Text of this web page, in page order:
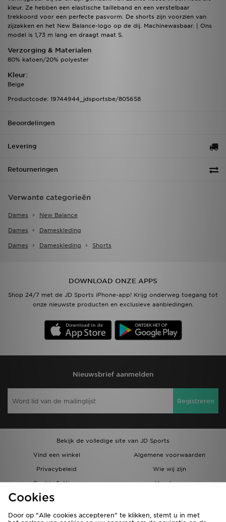
kleur. Ze hebben een elastische tailleband en een verstelbaar
trekkoord voor een perfecte pasvorm. De shorts zijn voorzien van
zijzakken en het New Balance-logo op de dij. Machinewasbaar. | Ons
model is 1,73 m lang en draagt maat S.
Verzorging & Materialen
80% katoen/20% polyester
Kleur:
Beige
Productcode: 19744944_jdsportsbe/805658
Beoordelingen
Levering
Retourneringen
Verwante categorieën
Dames New Balance
Dames Dameskleding
Dames Dameskleding Shorts
DOWNLOAD ONZE APPS
Shop 24/7 met de JD Sports iPhone-app! Krijg onderweg toegang tot
onze nieuwste producten en exclusieve aanbiedingen.
Nieuwsbrief aanmelden
Registreren
Bekijk de volledige site van JD Sports
Vind een winkel
Algemene voorwaarden
Privacybeleid
Wie wij zijn
Cookie Settings
Vacatures
Bestellingen en Levering
Cookies
Door op "Alle cookies accepteren" te klikken, stemt u in met